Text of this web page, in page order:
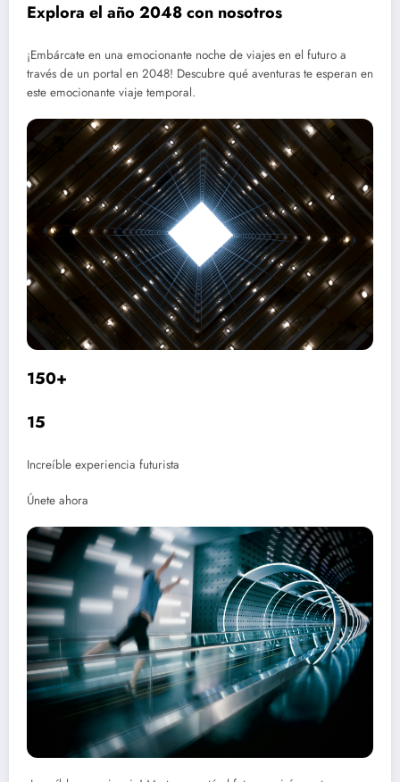
Explora el año 2048 con nosotros
¡Embárcate en una emocionante noche de viajes en el futuro a
través de un portal en 2048! Descubre qué aventuras te esperan en
este emocionante viaje temporal.
150+
15
Increíble experiencia futurista
Únete ahora